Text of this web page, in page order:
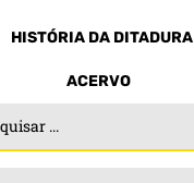
HISTÓRIA DA DITADURA
ACERVO